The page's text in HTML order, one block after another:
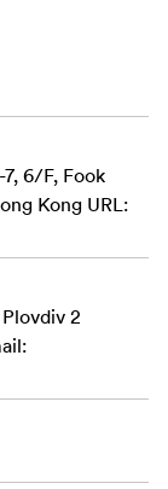
filtrem, který
odlesky.
a
kontrolu nad
a
podmínek.
zelený,
6/F, Fook
Kong URL:
2